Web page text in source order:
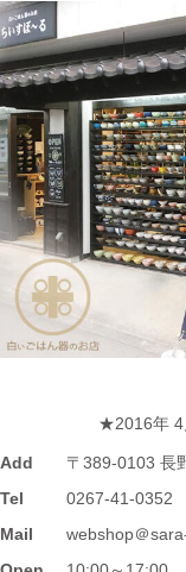
2024/3/12
≪テレビで紹介され
チ nice to people『
んが白いごはん器の
ました。
2024/3/12
≪ラジオで紹介され
キング『レポドラ中
ぼーる 小牧店が出演
≪テレビで紹介され
ト！『食卓を彩る豆
らいすぼーる 小牧
2024/3/12
★2016年 4
Add 〒389-0103 長
Tel
0267-41-0352
Mail
webshop＠